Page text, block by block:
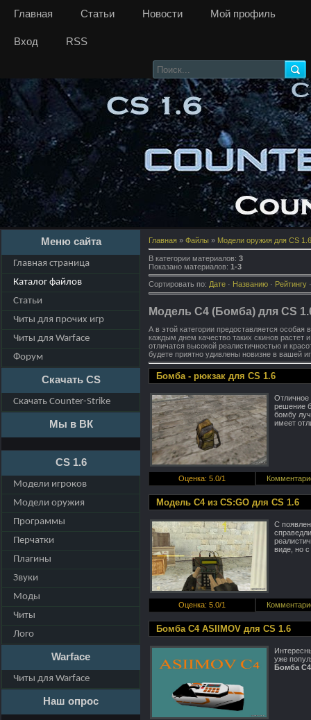
Главная Статьи Новости Мой профиль
Вход RSS
Меню сайта
Главная страница
Каталог файлов
Статьи
Читы для прочих игр
Читы для Warface
Форум
Скачать CS
Скачать Counter-Strike
Мы в ВК
CS 1.6
Модели игроков
Модели оружия
Программы
Перчатки
Плагины
Звуки
Моды
Читы
Лого
Warface
Читы для Warface
Наш опрос
Главная » Файлы » Модели оружия для CS 1.6
В категории материалов: 3
Показано материалов: 1-3
Сортировать по: Дате · Названию · Рейтингу
Модель C4 (Бомба) для CS
А в этой категории предоставляется
каждым днем качество таких скинов растет
отличатся высокой реалистичностью и
будете приятно удивлены новизне в вашей
Бомба - рюкзак для CS 1.6
Отличное
решение
бомбу
имеет
Оценка: 5.0/1
Модель C4 из CS:GO для CS 1.6
С
виде, но
Оценка: 5.0/1
Бомба C4 ASIIMOV для CS 1.6
уже
Бомба